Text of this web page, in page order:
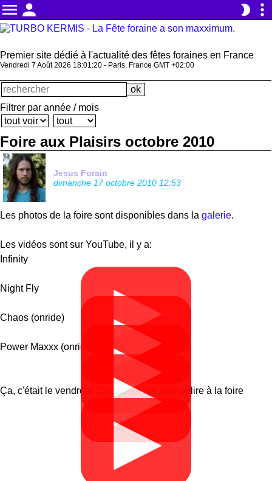
menu person brightness_2 more_vert
Premier site dédié à l'actualité des fêtes foraines en France
Vendredi 7 Août 2026 18:01:20 - Paris, France GMT +02:00
Filtrer par année / mois
Foire aux Plaisirs octobre 2010
Jesus Forain
dimanche 17 octobre 2010 12:53
Les photos de la foire sont disponibles dans la galerie.
Les vidéos sont sur YouTube, il y a:
Infinity
▶
Night Fly
▶
Chaos (onride)
▶
Power Maxxx (onride)
▶
Ça, c'était le vendredi 15 octobre, un petit délire à la foire
▶